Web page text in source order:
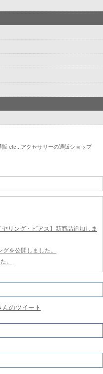
etc...アクセサリーの通販ショップ
リング・ピアス】新商品追加しま
を公開しました。
。
のツイート